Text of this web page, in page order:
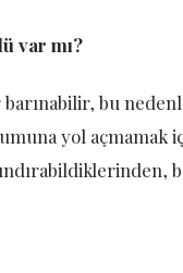
var mı?
bu
yol